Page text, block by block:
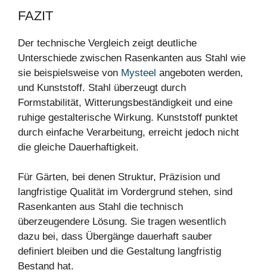
FAZIT
Der technische Vergleich zeigt deutliche
Unterschiede zwischen Rasenkanten aus Stahl wie
sie beispielsweise von Mysteel angeboten werden,
und Kunststoff. Stahl überzeugt durch
Formstabilität, Witterungsbeständigkeit und eine
ruhige gestalterische Wirkung. Kunststoff punktet
durch einfache Verarbeitung, erreicht jedoch nicht
die gleiche Dauerhaftigkeit.
Für Gärten, bei denen Struktur, Präzision und
langfristige Qualität im Vordergrund stehen, sind
Rasenkanten aus Stahl die technisch
überzeugendere Lösung. Sie tragen wesentlich
dazu bei, dass Übergänge dauerhaft sauber
definiert bleiben und die Gestaltung langfristig
Bestand hat.